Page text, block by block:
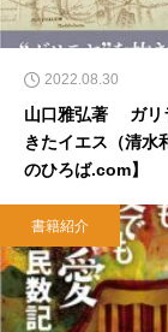
2022.08.30
山口雅弘著 ガリ
きたイエス（清水
のひろば.com】
書籍紹介